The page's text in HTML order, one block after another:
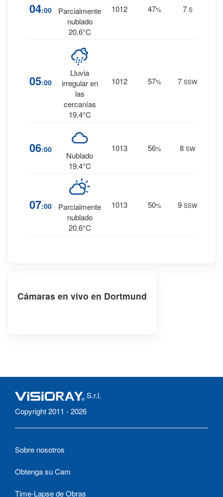
04:00
Parcialmente
nublado
20.6°C
1012 47% 7 S
05:00
Lluvia
irregular en
las
cercanías
19.4°C
1012 57% 7 SSW
06:00
Nublado
19.4°C
1013 56% 8 SW
07:00
Parcialmente
nublado
20.6°C
1013 50% 9 SSW
Cámaras en vivo en Dortmund
S.r.l.
Copyright 2011 - 2026
Sobre nosotros
Obtenga su Cam
Time-Lapse de Obras